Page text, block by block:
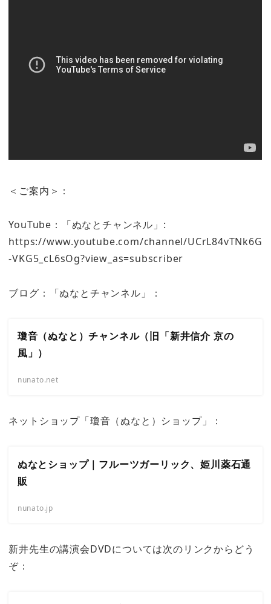
＜ご案内＞：
YouTube：「ぬなとチャンネル」:
https://www.youtube.com/channel/UCrL84vTNk6G
-VKG5_cL6sOg?view_as=subscriber
ブログ：「ぬなとチャンネル」：
瓊音（ぬなと）チャンネル（旧「新井信介 京の
風」）
nunato.net
ネットショップ「瓊音（ぬなと）ショップ」：
ぬなとショップ｜フルーツガーリック、姫川薬石通
販
nunato.jp
新井先生の講演会DVDについては次のリンクからどう
ぞ：